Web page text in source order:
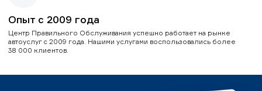
Опыт с 2009 года
Центр Правильного Обслуживания успешно работает на рынке
автоуслуг с 2009 года. Нашими услугами воспользовались более
38 000 клиентов.